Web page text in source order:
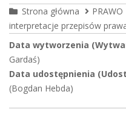
Strona główna
interpretacje przepisów
Data wytworzenia
Gardaś)
Data udostępnienia
(Bogdan Hebda)